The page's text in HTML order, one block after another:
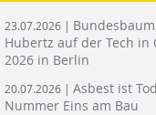
23.07.2026 |
Hubertz auf der Tech in
2026 in Berlin
20.07.2026 | Asbest ist
Nummer Eins am Bau